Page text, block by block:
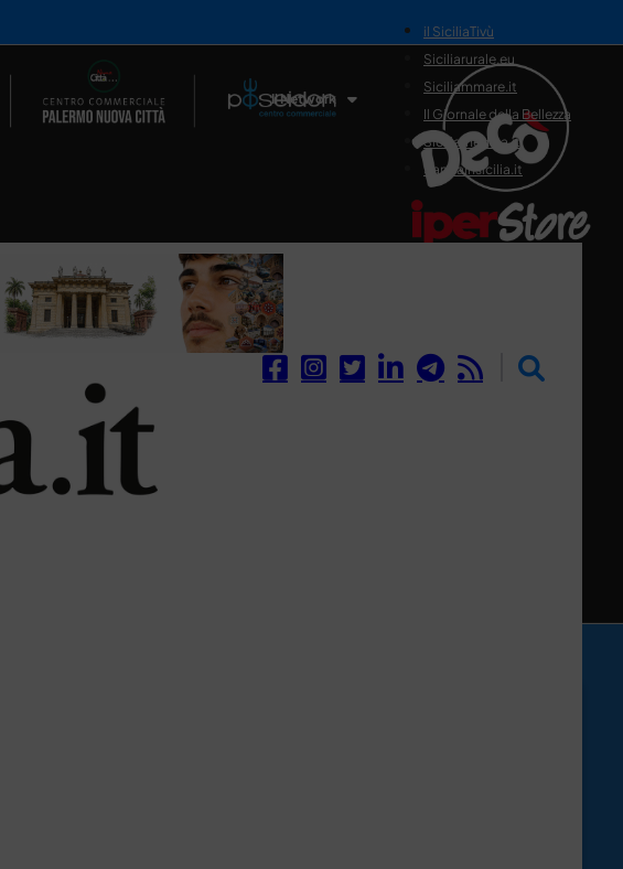
Il Network
il SiciliaTivù
Siciliarurale.eu
Siciliammare.it
Il Giornale della Bellezza
Siciliamedica.it
Sanitainsicilia.it